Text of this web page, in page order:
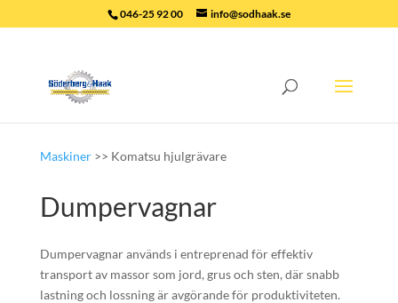
046-25 92 00 info@sodhaak.se
Maskiner>> Komatsu hjulgrävare
Dumpervagnar
Dumpervagnar används i entreprenad för effektiv
transport av massor som jord, grus och sten, där snabb
lastning och lossning är avgörande för produktiviteten.